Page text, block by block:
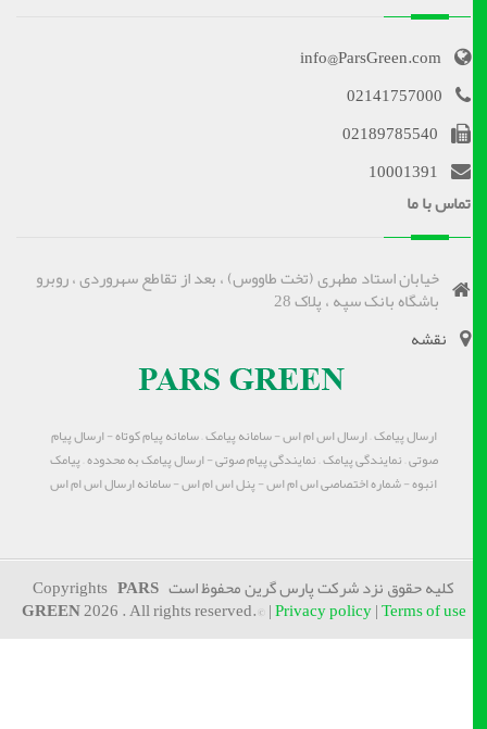
info@ParsGreen.com
02141757000
02189785540
10001391
تماس با ما
خیابان استاد مطهری (تخت طاووس) ، بعد از تقاطع سهروردی ، روبرو
باشگاه بانک سپه ، پلاک 28
نقشه
ارسال پیامک – ارسال اس ام اس - سامانه پیامک – سامانه پیام کوتاه - ارسال پیام
صوتی – نمایندگی پیامک – نمایندگی پیام صوتی - ارسال پیامک به محدوده – پیامک
انبوه - شماره اختصاصی اس ام اس - پنل اس ام اس - سامانه ارسال اس ام اس
کلیه حقوق نزد شرکت پارس گرین محفوظ است CopyrightsPARS
GREEN2026 . All rights reserved.© |Privacy policy|Terms of use